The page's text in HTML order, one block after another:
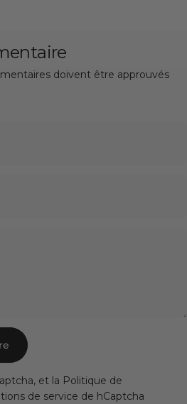
doivent être approuvés
et la Politique de
de service de hCaptcha